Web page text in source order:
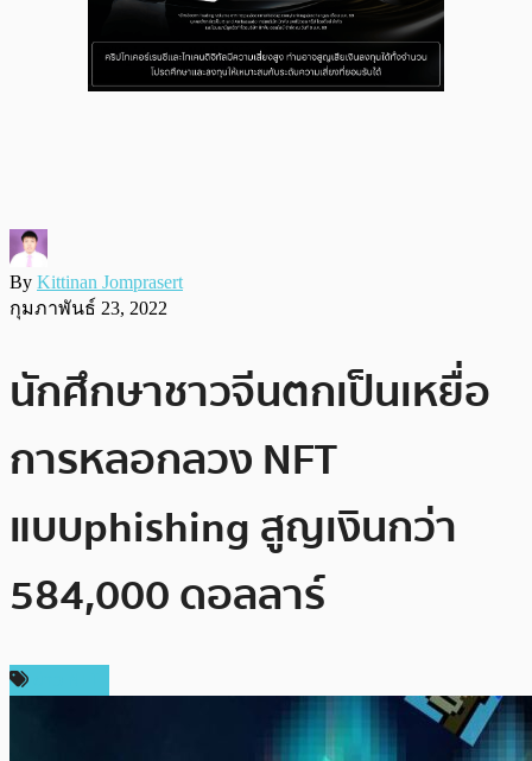
By Kittinan Jomprasert
กุมภาพันธ์ 23, 2022
นักศึกษาชาวจีนตกเป็นเหยื่อ
การหลอกลวง NFT
แบบ phishing สูญเงินกว่า
584,000 ดอลลาร์